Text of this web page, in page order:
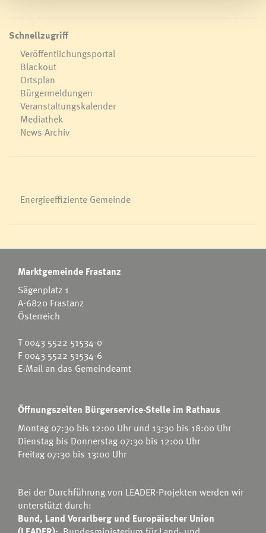
Schnellzugriff
Veröffentlichungsportal
Blackout
Ortsplan
Bürgermeldungen
Veranstaltungskalender
Mediathek
News Archiv
Energieeffiziente Gemeinde
Marktgemeinde Frastanz
Sägenplatz 1
A-6820 Frastanz
Österreich
T0043 5522 51534-0
F 0043 5522 51534-6
E-Mail an das Gemeindeamt
Öffnungszeiten Bürgerservice-Stelle im Rathaus
Montag 07:30 bis 12:00 Uhr und 13:30 bis 18:00 Uhr
Dienstag bis Donnerstag 07:30 bis 12:00 Uhr
Freitag 07:30 bis 13:00 Uhr
Bei der Durchführung von LEADER-Projekten werden wir
unterstützt durch:
Bund, Land Vorarlberg und Europäischer Union